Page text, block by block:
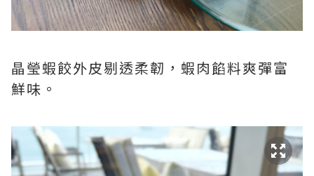
晶瑩蝦餃外皮剔透柔韌，蝦肉餡料爽彈富
鮮味。